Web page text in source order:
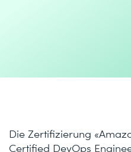
Die Zertifizierung
Certified DevOps